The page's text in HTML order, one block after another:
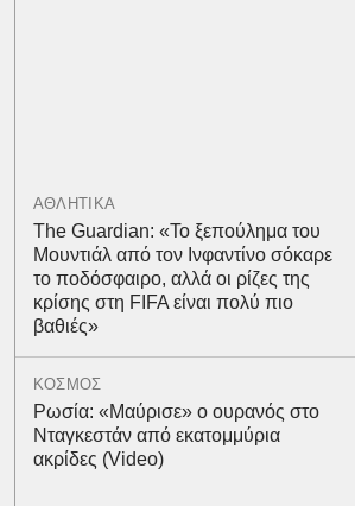
ΑΘΛΗΤΙΚΑ
The Guardian: «Το ξεπούλημα του
Μουντιάλ από τον Ινφαντίνο σόκαρε
το ποδόσφαιρο, αλλά οι ρίζες της
κρίσης στη FIFA είναι πολύ πιο
βαθιές»
ΚΟΣΜΟΣ
Ρωσία: «Μαύρισε» ο ουρανός στο
Νταγκεστάν από εκατομμύρια
ακρίδες (Video)